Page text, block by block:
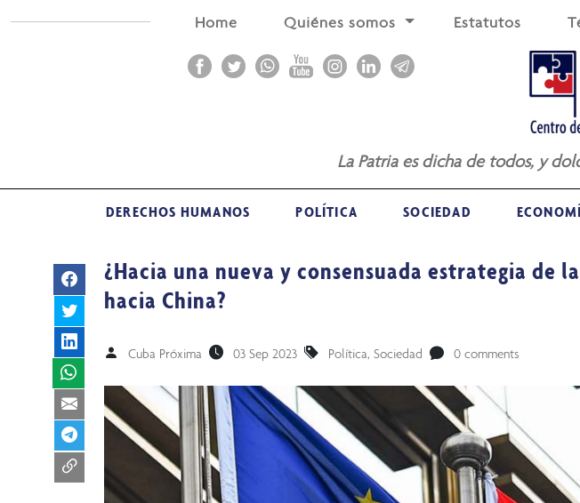
Home Quiénes somos Estatutos
La Patria es dicha de todos, y
DERECHOS HUMANOS POLÍTICA SOCIEDAD
¿Hacia una nueva y consensuada estrategia de
hacia China?
Cuba Próxima 03 Sep 2023 Política, Sociedad 0 comments